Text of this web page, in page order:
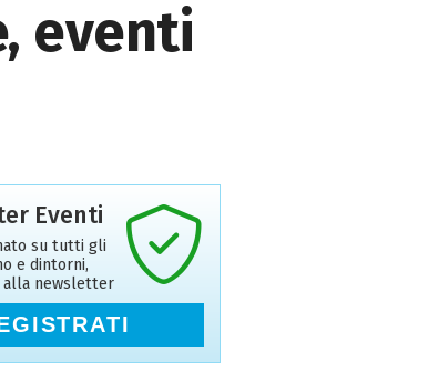
eventi
Eventi
su tutti gli
e dintorni,
alla newsletter